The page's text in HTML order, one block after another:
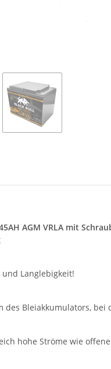
AGM VRLA mit
Langlebigkeit!
des Bleiakkumulators,
hohe Ströme wie